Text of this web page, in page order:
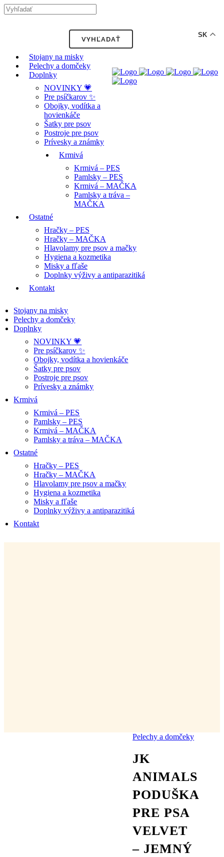
Stojany na misky
Pelechy a domčeky
Doplnky
NOVINKY 💗
Pre psíčkarov ✨
Obojky, vodítka a
hovienkáče
Šatky pre psov
Postroje pre psov
Prívesky a známky
Krmivá
Krmivá – PES
Pamlsky – PES
Krmivá – MAČKA
Pamlsky a tráva –
MAČKA
Ostatné
Hračky – PES
Hračky – MAČKA
Hlavolamy pre psov a mačky
Hygiena a kozmetika
Misky a fľaše
Doplnky výživy a antiparazitiká
Kontakt
Stojany na misky
Pelechy a domčeky
Doplnky
NOVINKY 💗
Pre psíčkarov ✨
Obojky, vodítka a hovienkáče
Šatky pre psov
Postroje pre psov
Prívesky a známky
Krmivá
Krmivá – PES
Pamlsky – PES
Krmivá – MAČKA
Pamlsky a tráva – MAČKA
Ostatné
Hračky – PES
Hračky – MAČKA
Hlavolamy pre psov a mačky
Hygiena a kozmetika
Misky a fľaše
Doplnky výživy a antiparazitiká
Kontakt
Pelechy a domčeky
JK
ANIMALS
PODUŠKA
PRE PSA
VELVET
– JEMNÝ
SK
-12% ZĽAVA s kódom "LETO12" ☀️